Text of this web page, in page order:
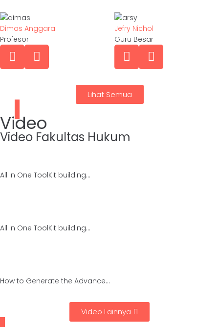
Dimas Anggara
Profesor
Jefry Nichol
Guru Besar
Lihat Semua
Video
Video Fakultas Hukum
All in One ToolKit building...
All in One ToolKit building...
How to Generate the Advance...
Video Lainnya
Pengabdian Agenda